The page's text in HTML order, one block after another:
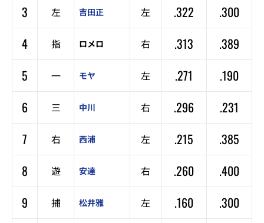
3
左 吉田正 左 .322
.300
4
指 ロメロ 右 .313
.389
5
一 モヤ 左 .271
.190
6
三 中川 右 .296
.231
7
右 西浦 左 .215
.385
8
遊 安達 右 .260
.400
9
捕 松井雅 左 .160
.300